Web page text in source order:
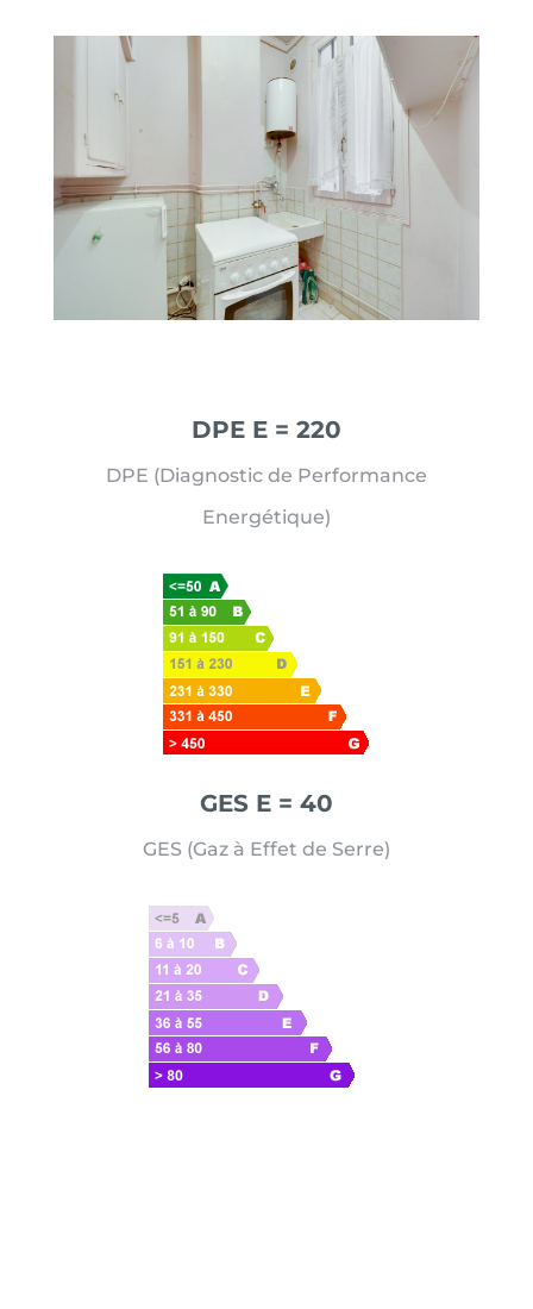
DPE E= 220
DPE (Diagnostic de Performance
Energétique)
GES E = 40
GES (Gaz à Effet de Serre)